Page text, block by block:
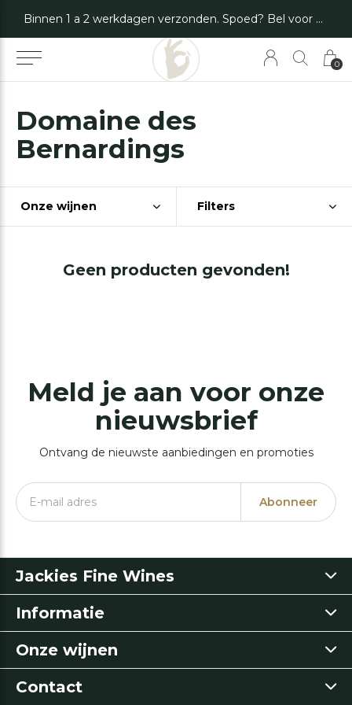
0
Binnen 1 a 2 werkdagen verzonden. Spoed? Bel voor de mogelijkheden.
Domaine des
Bernardings
Onze wijnen Filters
Geen producten gevonden!
Meld je aan voor onze
nieuwsbrief
Ontvang de nieuwste aanbiedingen en promoties
Abonneer
Jackies Fine Wines
Informatie
Onze wijnen
Contact